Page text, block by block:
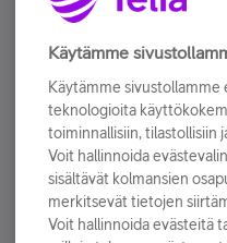
Älä jää paitsi –
Tilaa Telian uutiskirje ja
sähköpostiisi.
Tilaa nyt
Käytämme
Käytämme sivustollamme
teknologioita
toiminnallisiin, tilastollisiin
Voit hallinnoida
sisältävät kolmansien
merkitsevät tietojen
Voit hallinnoida evästeitä